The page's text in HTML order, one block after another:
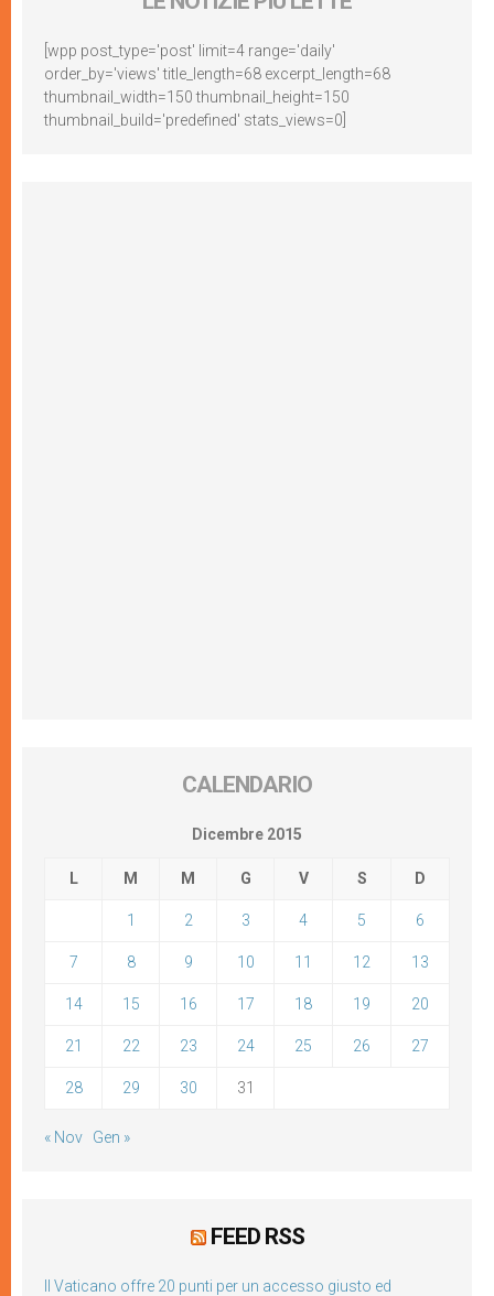
[wpp post_type='post' limit=4 range='daily'
order_by='views' title_length=68 excerpt_length=68
thumbnail_width=150 thumbnail_height=150
thumbnail_build='predefined' stats_views=0]
CALENDARIO
Dicembre 2015
L M M G V S D
1 2 3 4 5 6
7 8 9 10 11 12 13
14 15 16 17 18 19 20
21 22 23 24 25 26 27
28 29 30 31
« Nov Gen »
FEED RSS
Il Vaticano offre 20 punti per un accesso giusto ed